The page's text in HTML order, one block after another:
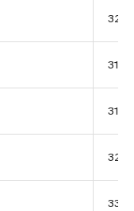
3250
3124
3125
3251
3382